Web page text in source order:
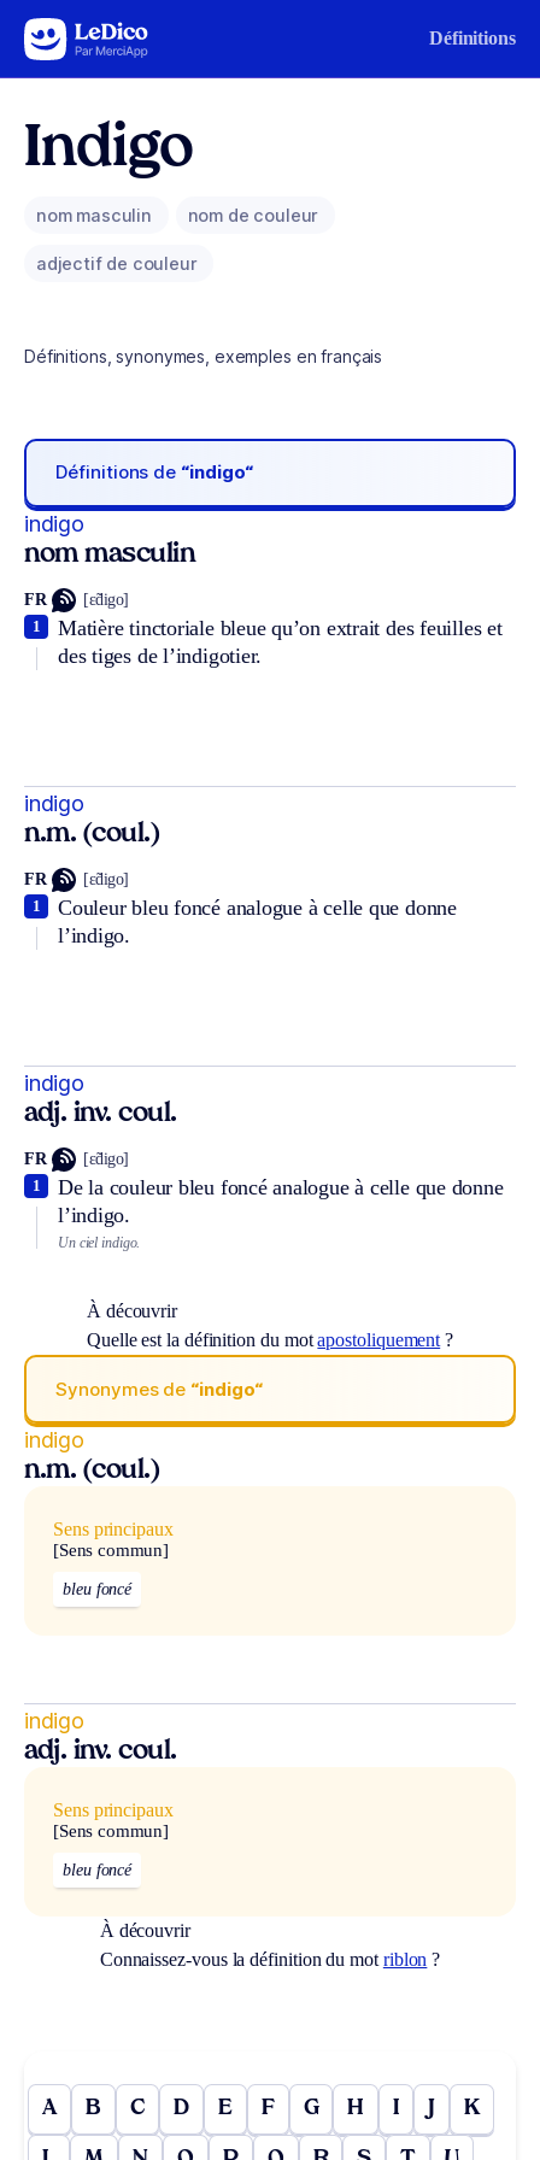
Aller au contenu Définitions
Indigo
nom masculin nom de couleur
adjectif de couleur
Définitions, synonymes, exemples en français
Définitions de “indigo“
indigo
nom masculin
FR [ɛ̃digo]
Matière tinctoriale bleue qu’on extrait des feuilles et
des tiges de l’indigotier.
1
indigo
n.m. (coul.)
FR [ɛ̃digo]
Couleur bleu foncé analogue à celle que donne
l’indigo.
1
indigo
adj. inv. coul.
FR [ɛ̃digo]
De la couleur bleu foncé analogue à celle que donne
l’indigo.
1
Un ciel indigo.
À découvrir
Quelle est la définition du motapostoliquement ?
Synonymes de “indigo“
indigo
n.m. (coul.)
Sens principaux
[Sens commun]
bleu foncé
indigo
adj. inv. coul.
Sens principaux
[Sens commun]
bleu foncé
À découvrir
Connaissez-vous la définition du mot riblon ?
A B C D E F G H I J K